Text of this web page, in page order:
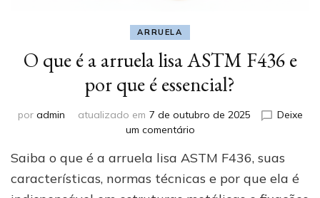
ARRUELA
O que é a arruela lisa ASTM F436 e
por que é essencial?
por admin atualizado em 7 de outubro de 2025
Deixe
um comentárioem
que
é
Saiba o que é a arruela lisa ASTM F436, suas
características, normas técnicas e por que ela é